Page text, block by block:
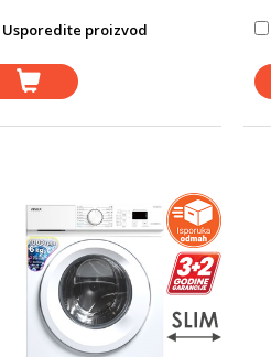
Usporedite proizvod